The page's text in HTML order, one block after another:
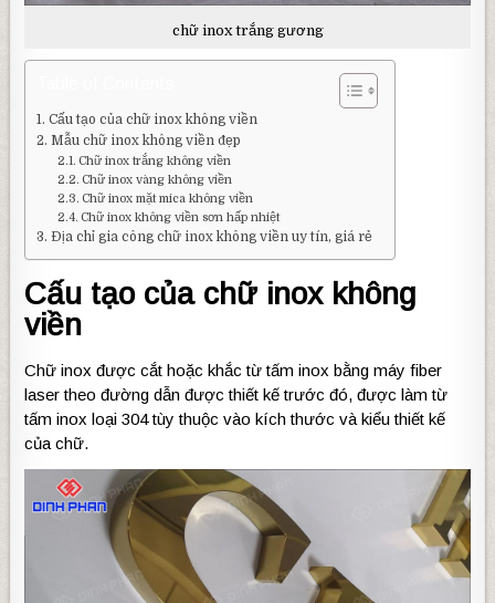
chữ inox trắng gương
Cấu tạo của chữ inox không viền
Mẫu chữ inox không viền đẹp
Chữ inox trắng không viền
Chữ inox vàng không viền
Chữ inox mặt mica không viền
Chữ inox không viền sơn hấp nhiệt
Địa chỉ gia công chữ inox không viền uy tín, giá rẻ
Cấu tạo của chữ inox không
viền
Chữ inox được cắt hoặc khắc từ tấm inox bằng máy fiber
laser theo đường dẫn được thiết kế trước đó, được làm từ
tấm inox loại 304 tùy thuộc vào kích thước và kiểu thiết kế
của chữ.